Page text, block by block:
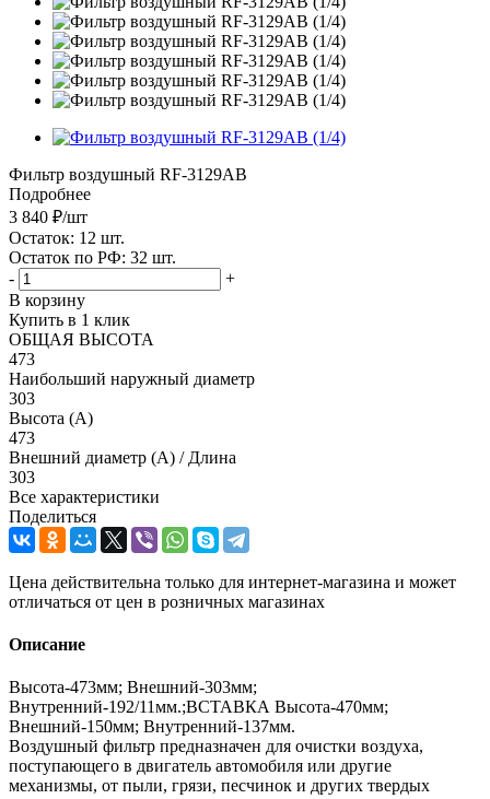
Фильтр воздушный RF-3129AB
Подробнее
3 840 ₽/шт
Остаток: 12 шт.
Остаток по РФ: 32 шт.
-
+
В корзину
Купить в 1 клик
ОБЩАЯ ВЫСОТА
473
Наибольший наружный диаметр
303
Высота (А)
473
Внешний диаметр (А) / Длина
303
Все характеристики
Поделиться
Цена действительна только для интернет-магазина и может
отличаться от цен в розничных магазинах
Описание
Высота-473мм; Внешний-303мм;
Внутренний-192/11мм.;ВСТАВКА Высота-470мм;
Внешний-150мм; Внутренний-137мм.
Воздушный фильтр предназначен для очистки воздуха,
поступающего в двигатель автомобиля или другие
механизмы, от пыли, грязи, песчинок и других твердых